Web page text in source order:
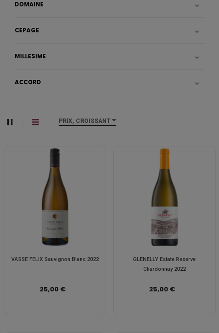
DOMAINE 
CÉPAGE 
MILLÉSIME 
ACCORD 
PRIX, CROISSANT
VASSE FELIX Sauvignon Blanc 2022
25,00 €
GLENELLY Estate Reserve
Chardonnay 2022
25,00 €